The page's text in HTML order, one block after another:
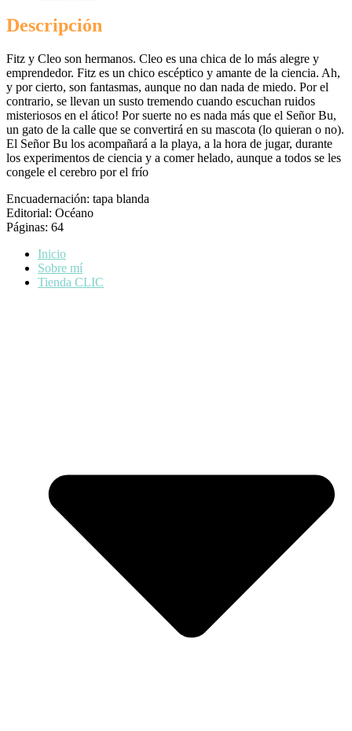
Descripción
Fitz y Cleo son hermanos. Cleo es una chica de lo más alegre y
emprendedor. Fitz es un chico escéptico y amante de la ciencia. Ah,
y por cierto, son fantasmas, aunque no dan nada de miedo. Por el
contrario, se llevan un susto tremendo cuando escuchan ruidos
misteriosos en el ático! Por suerte no es nada más que el Señor Bu,
un gato de la calle que se convertirá en su mascota (lo quieran o no).
El Señor Bu los acompañará a la playa, a la hora de jugar, durante
los experimentos de ciencia y a comer helado, aunque a todos se les
congele el cerebro por el frío
Encuadernación: tapa blanda
Editorial: Océano
Páginas: 64
Inicio
Sobre mí
Tienda CLIC